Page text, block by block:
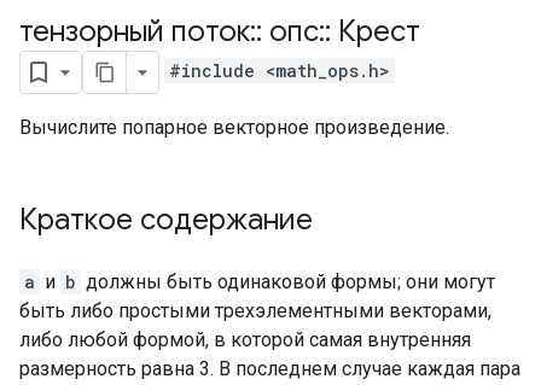
тензорный поток:: опс:: Крест
#include <math_ops.h>
Вычислите попарное векторное произведение.
Краткое содержание
a и b должны быть одинаковой формы; они могут
быть либо простыми трехэлементными векторами,
либо любой формой, в которой самая внутренняя
размерность равна 3. В последнем случае каждая пара